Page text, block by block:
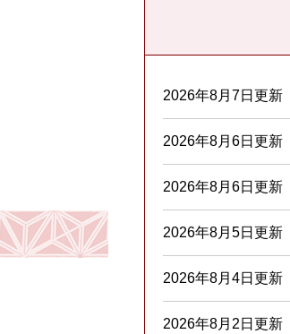
2026年8月7日更新
2026年8月6日更新
2026年8月6日更新
2026年8月5日更新
2026年8月4日更新
2026年8月2日更新